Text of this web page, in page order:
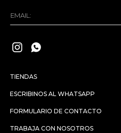
TIENDAS
ESCRIBINOS AL WHATSAPP
FORMULARIO DE CONTACTO
TRABAJA CON NOSOTROS
 